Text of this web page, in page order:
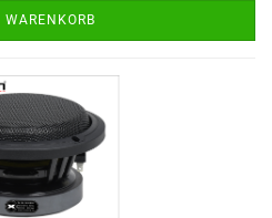
WARENKORB